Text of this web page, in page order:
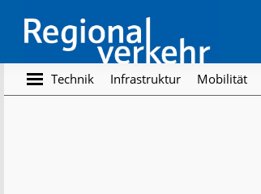
main
content
footer
Regionalverkehr
Die
Fachzeitschrift
Technik Infrastruktur Mobilität